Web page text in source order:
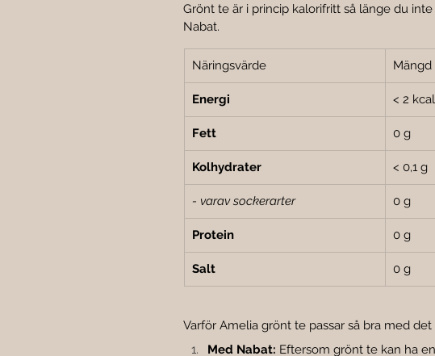
Grönt te är i princip kalorifritt så länge du
Nabat.
Näringsvärde Mängd
Energi < 2 kcal
Fett 0 g
Kolhydrater < 0,1 g
- varav sockerarter 0 g
Protein 0 g
Salt 0 g
Varför Amelia grönt te passar så bra med det
Med Nabat: Eftersom grönt te kan ha